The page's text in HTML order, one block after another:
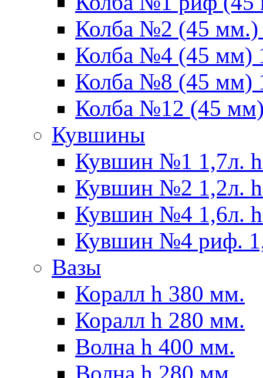
Колба №2 (45 мм.)
Колба №4 (45 мм)
Колба №8 (45 мм)
Колба №12 (45
Кувшины
Кувшин №1 1,7л.
Кувшин №2 1,2л.
Кувшин №4 1,6л.
Кувшин №4 риф.
Вазы
Коралл h 380 мм.
Коралл h 280 мм.
Волна h 400 мм.